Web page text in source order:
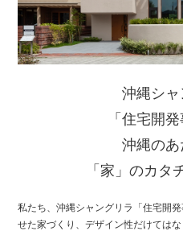
沖縄シャ
「住宅開
沖縄の
「家」のカタ
私たち、沖縄シャングリラ「住宅開発
せた家づくり、デザイン性だけてはな